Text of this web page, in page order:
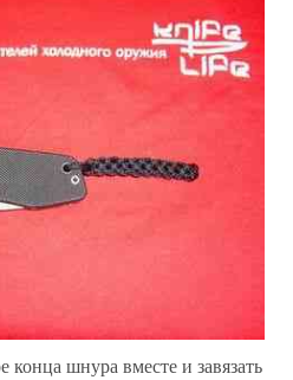
шнура вместе и завязать